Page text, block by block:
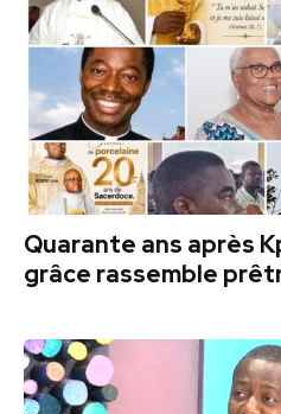
Quarante ans après
grâce rassemble